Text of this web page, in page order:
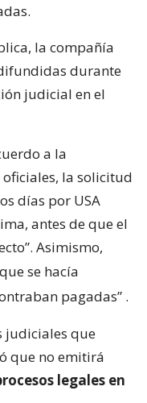
la compañía
durante
judicial en el
a la
la solicitud
días por USA
antes de que el
Asimismo,
se hacía
pagadas” .
judiciales que
que no emitirá
legales en